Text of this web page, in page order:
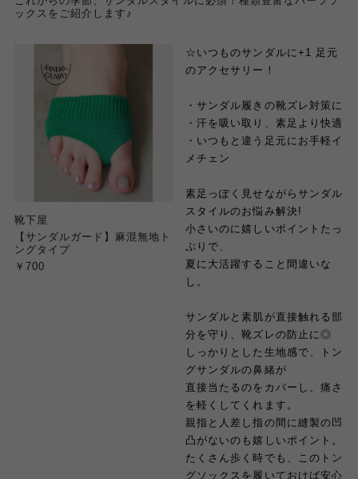
ックスをご紹介します♪
靴下屋
【サンダルガード】麻混無地ト
ングタイプ
￥700
☆いつものサンダルに+1 足元
のアクセサリー！
・サンダル履きの靴ズレ対策に
・汗を吸い取り、素足より快適
・いつもと違う足元にお手軽イ
メチェン
素足っぽく見せながらサンダル
スタイルのお悩み解決!
小さいのに嬉しいポイントたっ
ぷりで、
夏に大活躍すること間違いな
し。
サンダルと素肌が直接触れる部
分を守り、靴ズレの防止に◎
しっかりとした生地感で、トン
グサンダルの鼻緒が
直接当たるのをカバーし、痛さ
を軽くしてくれます。
親指と人差し指の間に縫製の凹
凸がないのも嬉しいポイント。
たくさん歩く時でも、このトン
グソックスを履いておけば安心